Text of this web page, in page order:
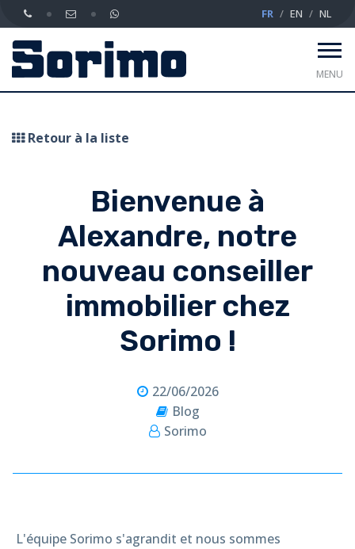
FR EN NL
MENU
Retour à la liste
Bienvenue à
Alexandre, notre
nouveau conseiller
immobilier chez
Sorimo !
22/06/2026
Blog
Sorimo
L'équipe Sorimo s'agrandit et nous sommes